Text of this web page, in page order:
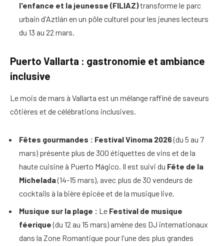
l'enfance et la jeunesse (FILIAZ)transforme le parc
urbain d'Aztlán en un pôle culturel pour les jeunes lecteurs
du 13 au 22 mars.
Puerto Vallarta : gastronomie et ambiance
inclusive
Le mois de mars à Vallarta est un mélange raffiné de saveurs
côtières et de célébrations inclusives.
Fêtes gourmandes : Festival Vinoma 2026(du 5 au 7
mars) présente plus de 300 étiquettes de vins et de la
haute cuisine à Puerto Mágico. Il est suivi du Fête de la
Michelada(14-15 mars), avec plus de 30 vendeurs de
cocktails à la bière épicée et de la musique live.
Musique sur la plage : Le Festival de musique
féerique(du 12 au 15 mars) amène des DJ internationaux
dans la Zone Romantique pour l'une des plus grandes